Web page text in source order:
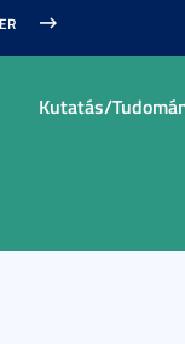
Kutatás/